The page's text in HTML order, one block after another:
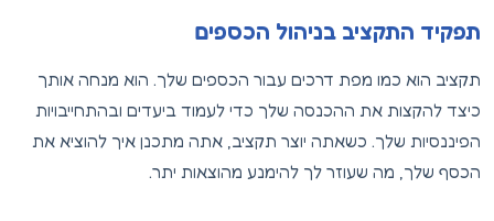
תפקיד התקציב בניהול הכספים
תקציב הוא כמו מפת דרכים עבור הכספים שלך. הוא מנחה אותך
כיצד להקצות את ההכנסה שלך כדי לעמוד ביעדים ובהתחייבויות
הפיננסיות שלך. כשאתה יוצר תקציב, אתה מתכנן איך להוציא את
הכסף שלך, מה שעוזר לך להימנע מהוצאות יתר.